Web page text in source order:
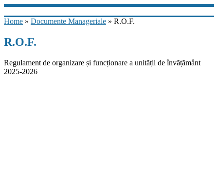
Home » Documente Manageriale » R.O.F.
R.O.F.
Regulament de organizare și funcționare a unității de învățământ
2025-2026